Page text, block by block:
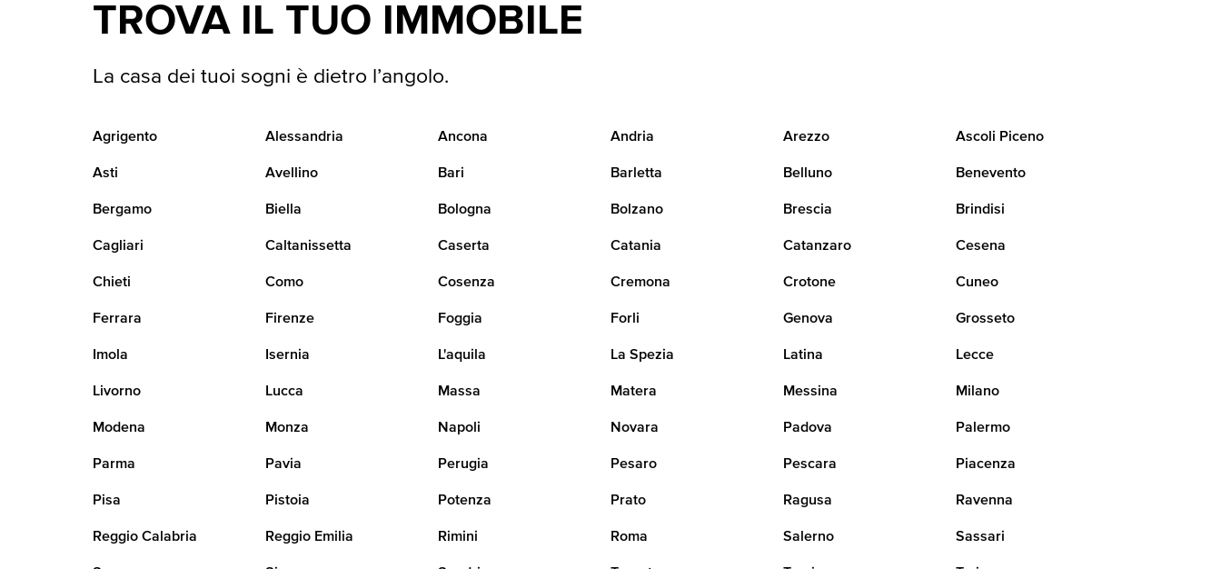
TROVA IL TUO IMMOBILE
La casa dei tuoi sogni è dietro l’angolo.
Agrigento Alessandria Ancona Andria Arezzo Ascoli Piceno
Asti Avellino Bari Barletta Belluno Benevento
Bergamo Biella Bologna Bolzano Brescia Brindisi
Cagliari Caltanissetta Caserta Catania Catanzaro Cesena
Chieti Como Cosenza Cremona Crotone Cuneo
Ferrara Firenze Foggia Forli Genova Grosseto
Imola Isernia L'aquila La Spezia Latina Lecce
Livorno Lucca Massa Matera Messina Milano
Modena Monza Napoli Novara Padova Palermo
Parma Pavia Perugia Pesaro Pescara Piacenza
Pisa Pistoia Potenza Prato Ragusa Ravenna
Reggio Calabria Reggio Emilia Rimini Roma Salerno Sassari